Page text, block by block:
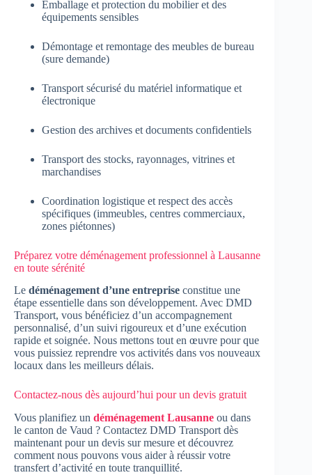
Emballage et protection du mobilier et des
équipements sensibles
Démontage et remontage des meubles de bureau
(sure demande)
Transport sécurisé du matériel informatique et
électronique
Gestion des archives et documents confidentiels
Transport des stocks, rayonnages, vitrines et
marchandises
Coordination logistique et respect des accès
spécifiques (immeubles, centres commerciaux,
zones piétonnes)
Préparez votre déménagement professionnel à Lausanne
en toute sérénité
Le déménagement d’une entreprise constitue une
étape essentielle dans son développement. Avec DMD
Transport, vous bénéficiez d’un accompagnement
personnalisé, d’un suivi rigoureux et d’une exécution
rapide et soignée. Nous mettons tout en œuvre pour que
vous puissiez reprendre vos activités dans vos nouveaux
locaux dans les meilleurs délais.
Contactez-nous dès aujourd’hui pour un devis gratuit
Vous planifiez un déménagement Lausanne ou dans
le canton de Vaud ? Contactez DMD Transport dès
maintenant pour un devis sur mesure et découvrez
comment nous pouvons vous aider à réussir votre
transfert d’activité en toute tranquillité.